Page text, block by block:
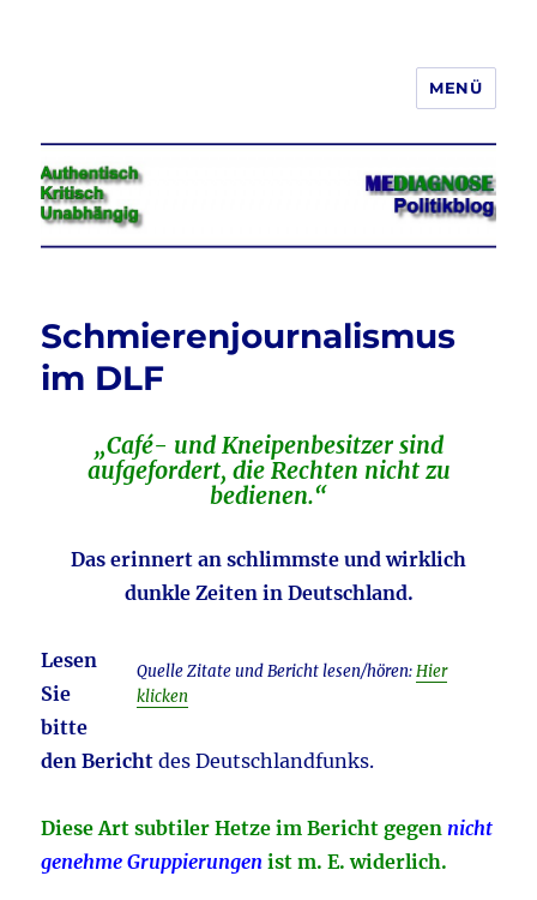
Jeder hat das Recht, seine
Meinung in Wort, Schrift und Bild
frei zu äußern und zu verbreiten
MENÜ
Schmierenjournalismus
im DLF
„Café- und Kneipenbesitzer sind
aufgefordert, die Rechten nicht zu
bedienen.“
Das erinnert an schlimmste und wirklich
dunkle Zeiten in Deutschland.
Quelle Zitate und Bericht lesen/hören:Hier
klicken
Lesen
Sie
bitte
den Bericht des Deutschlandfunks.
Diese Art subtiler Hetze im Bericht gegennicht
genehme Gruppierungen ist m. E. widerlich.